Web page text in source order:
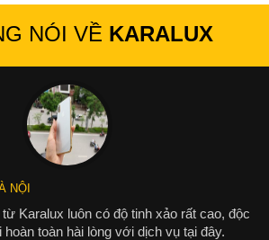
NÓI VỀ KARALUX
NỘI
Karalux luôn có độ tinh xảo rất cao, độc
toàn hài lòng với dịch vụ tại đây.